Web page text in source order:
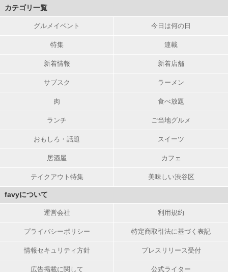
カテゴリ一覧
グルメイベント 今日は何の日
特集 連載
新着情報 新着店舗
サブスク ラーメン
肉 食べ放題
ランチ ご当地グルメ
おもしろ・話題 スイーツ
居酒屋 カフェ
テイクアウト特集 美味しい渋谷区
favyについて
運営会社 利用規約
プライバシーポリシー 特定商取引法に基づく表記
情報セキュリティ方針 プレスリリース受付
広告掲載に関して 公式ライター